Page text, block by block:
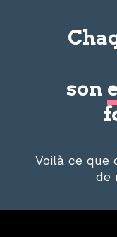
son
Voilà ce que
de